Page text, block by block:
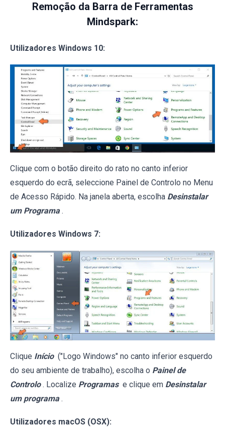
Remoção da Barra de Ferramentas
Mindspark:
Utilizadores Windows 10:
Clique com o botão direito do rato no canto inferior
esquerdo do ecrã, seleccione Painel de Controlo no Menu
de Acesso Rápido. Na janela aberta, escolha Desinstalar
um Programa .
Utilizadores Windows 7:
Clique Início ("Logo Windows" no canto inferior esquerdo
do seu ambiente de trabalho), escolha o Painel de
Controlo . Localize Programas e clique em Desinstalar
um programa .
Utilizadores macOS (OSX):